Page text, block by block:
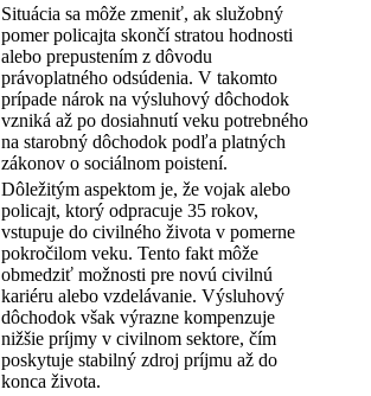
Situácia sa môže zmeniť, ak služobný
pomer policajta skončí stratou hodnosti
alebo prepustením z dôvodu
právoplatného odsúdenia. V takomto
prípade nárok na výsluhový dôchodok
vzniká až po dosiahnutí veku potrebného
na starobný dôchodok podľa platných
zákonov o sociálnom poistení.
Dôležitým aspektom je, že vojak alebo
policajt, ktorý odpracuje 35 rokov,
vstupuje do civilného života v pomerne
pokročilom veku. Tento fakt môže
obmedziť možnosti pre novú civilnú
kariéru alebo vzdelávanie. Výsluhový
dôchodok však výrazne kompenzuje
nižšie príjmy v civilnom sektore, čím
poskytuje stabilný zdroj príjmu až do
konca života.